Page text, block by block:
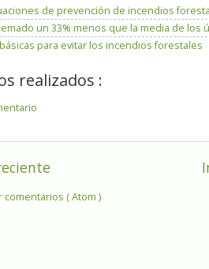
de prevención de incendios
un 33% menos que la media de los
para evitar los incendios forestales
realizados :
comentarios ( Atom )